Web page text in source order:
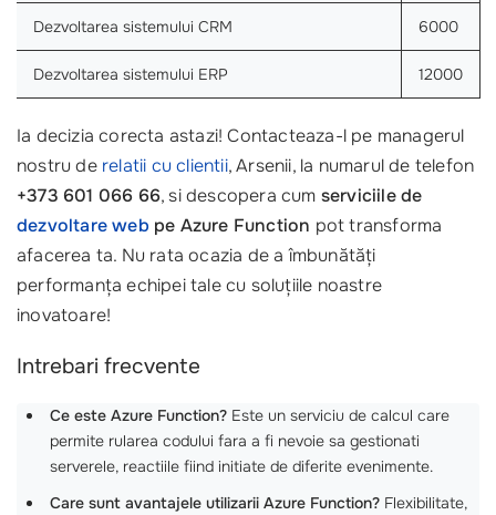
Dezvoltarea sistemului CRM 6000
Dezvoltarea sistemului ERP 12000
Ia decizia corecta astazi! Contacteaza-l pe managerul
nostru de relatii cu clientii, Arsenii, la numarul de telefon
+373 601 066 66, si descopera cum serviciile de
dezvoltare web pe Azure Function pot transforma
afacerea ta. Nu rata ocazia de a îmbunătăți
performanța echipei tale cu soluțiile noastre
inovatoare!
Intrebari frecvente
Ce este Azure Function? Este un serviciu de calcul care
permite rularea codului fara a fi nevoie sa gestionati
serverele, reactiile fiind initiate de diferite evenimente.
Care sunt avantajele utilizarii Azure Function? Flexibilitate,